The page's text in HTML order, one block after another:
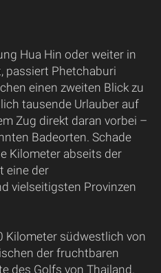
Hua Hin oder weiter in
passiert Phetchaburi
einen zweiten Blick zu
tausende Urlauber auf
Zug direkt daran vorbei –
Badeorten. Schade
Kilometer abseits der
eine der
vielseitigsten Provinzen
Kilometer südwestlich von
der fruchtbaren
des Golfs von Thailand.